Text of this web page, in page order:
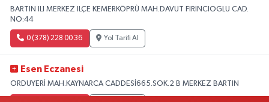
BARTIN ILI MERKEZ ILÇE KEMERKÖPRÜ MAH.DAVUT FIRINCIOGLU CAD.
NO:44
0 (378) 228 00 36 Yol Tarifi Al
Esen Eczanesi
ORDUYERİ MAH.KAYNARCA CADDESİ665.SOK.2 B MERKEZ BARTIN